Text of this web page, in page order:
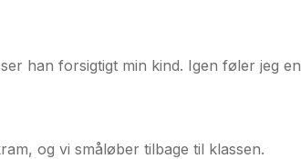
han forsigtigt min kind. Igen føler jeg
og vi småløber tilbage til klassen.